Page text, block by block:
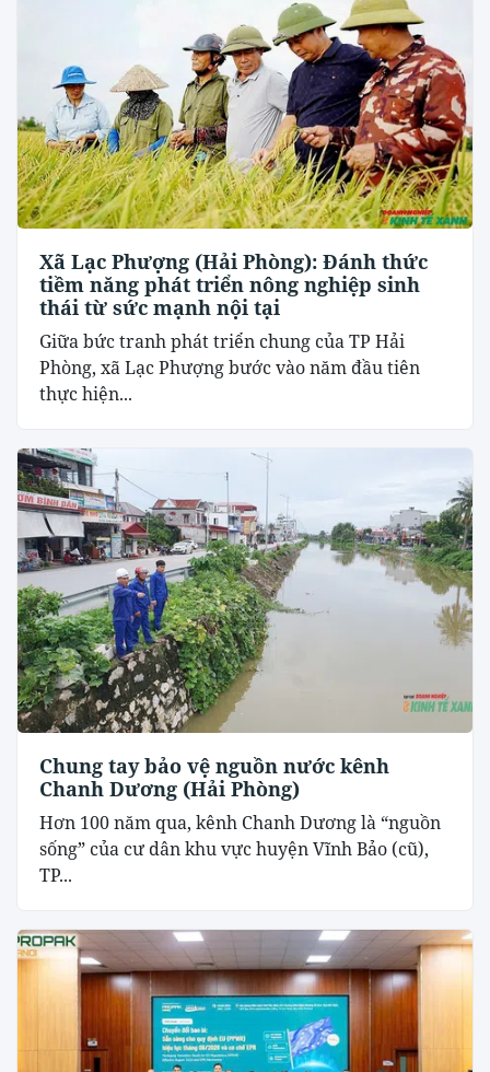
Xã Lạc Phượng (Hải Phòng): Đánh thức
tiềm năng phát triển nông nghiệp sinh
thái từ sức mạnh nội tại
​Giữa bức tranh phát triển chung của TP Hải
Phòng, xã Lạc Phượng bước vào năm đầu tiên
thực hiện...
Chung tay bảo vệ nguồn nước kênh
Chanh Dương (Hải Phòng)
Hơn 100 năm qua, kênh Chanh Dương là “nguồn
sống” của cư dân khu vực huyện Vĩnh Bảo (cũ),
TP...